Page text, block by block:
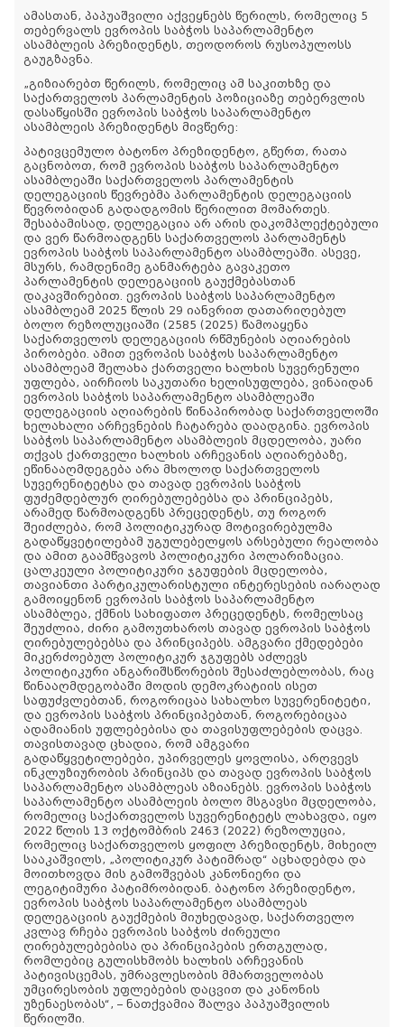
ამასთან, პაპუაშვილი აქვეყნებს წერილს, რომელიც 5
თებერვალს ევროპის საბჭოს საპარლამენტო
ასამბლეის პრეზიდენტს, თეოდოროს რუსოპულოსს
გაუგზავნა.
„გიზიარებთ წერილს, რომელიც ამ საკითხზე და
საქართველოს პარლამენტის პოზიციაზე თებერვლის
დასაწყისში ევროპის საბჭოს საპარლამენტო
ასამბლეის პრეზიდენტს მივწერე:
პატივცემულო ბატონო პრეზიდენტო, გწერთ, რათა
გაცნობოთ, რომ ევროპის საბჭოს საპარლამენტო
ასამბლეაში საქართველოს პარლამენტის
დელეგაციის წევრებმა პარლამენტის დელეგაციის
წევრობიდან გადადგომის წერილით მომართეს.
შესაბამისად, დელეგაცია არ არის დაკომპლექტებული
და ვერ წარმოადგენს საქართველოს პარლამენტს
ევროპის საბჭოს საპარლამენტო ასამბლეაში. ასევე,
მსურს, რამდენიმე განმარტება გავაკეთო
პარლამენტის დელეგაციის გაუქმებასთან
დაკავშირებით. ევროპის საბჭოს საპარლამენტო
ასამბლეამ 2025 წლის 29 იანვრით დათარიღებულ
ბოლო რეზოლუციაში (2585 (2025) წამოაყენა
საქართველოს დელეგაციის რწმუნების აღიარების
პირობები. ამით ევროპის საბჭოს საპარლამენტო
ასამბლეამ შელახა ქართველი ხალხის სუვერენული
უფლება, აირჩიოს საკუთარი ხელისუფლება, ვინაიდან
ევროპის საბჭოს საპარლამენტო ასამბლეაში
დელეგაციის აღიარების წინაპირობად საქართველოში
ხელახალი არჩევნების ჩატარება დაადგინა. ევროპის
საბჭოს საპარლამენტო ასამბლეის მცდელობა, უარი
თქვას ქართველი ხალხის არჩევანის აღიარებაზე,
ეწინააღმდეგება არა მხოლოდ საქართველოს
სუვერენიტეტსა და თავად ევროპის საბჭოს
ფუძემდებლურ ღირებულებებსა და პრინციპებს,
არამედ წარმოადგენს პრეცედენტს, თუ როგორ
შეიძლება, რომ პოლიტიკურად მოტივირებულმა
გადაწყვეტილებამ უგულებელყოს არსებული რეალობა
და ამით გაამწვავოს პოლიტიკური პოლარიზაცია.
ცალკეული პოლიტიკური ჯგუფების მცდელობა,
თავიანთი პარტიკულარისტული ინტერესების იარაღად
გამოიყენონ ევროპის საბჭოს საპარლამენტო
ასამბლეა, ქმნის სახიფათო პრეცედენტს, რომელსაც
შეუძლია, ძირი გამოუთხაროს თავად ევროპის საბჭოს
ღირებულებებსა და პრინციპებს. ამგვარი ქმედებები
მიკერძოებულ პოლიტიკურ ჯგუფებს აძლევს
პოლიტიკური ანგარიშსწორების შესაძლებლობას, რაც
წინააღმდეგობაში მოდის დემოკრატიის ისეთ
საფუძვლებთან, როგორიცაა სახალხო სუვერენიტეტი,
და ევროპის საბჭოს პრინციპებთან, როგორებიცაა
ადამიანის უფლებებისა და თავისუფლებების დაცვა.
თავისთავად ცხადია, რომ ამგვარი
გადაწყვეტილებები, უპირველეს ყოვლისა, არღვევს
ინკლუზიურობის პრინციპს და თავად ევროპის საბჭოს
საპარლამენტო ასამბლეას აზიანებს. ევროპის საბჭოს
საპარლამენტო ასამბლეის ბოლო მსგავსი მცდელობა,
რომელიც საქართველოს სუვერენიტეტს ლახავდა, იყო
2022 წლის 13 ოქტომბრის 2463 (2022) რეზოლუცია,
რომელიც საქართველოს ყოფილ პრეზიდენტს, მიხეილ
სააკაშვილს, „პოლიტიკურ პატიმრად“ აცხადებდა და
მოითხოვდა მის გამოშვებას კანონიერი და
ლეგიტიმური პატიმრობიდან. ბატონო პრეზიდენტო,
ევროპის საბჭოს საპარლამენტო ასამბლეას
დელეგაციის გაუქმების მიუხედავად, საქართველო
კვლავ რჩება ევროპის საბჭოს ძირეული
ღირებულებებისა და პრინციპების ერთგულად,
რომლებიც გულისხმობს ხალხის არჩევანის
პატივისცემას, უმრავლესობის მმართველობას
უმცირესობის უფლებების დაცვით და კანონის
უზენაესობას“, – ნათქვამია შალვა პაპუაშვილის
წერილში.